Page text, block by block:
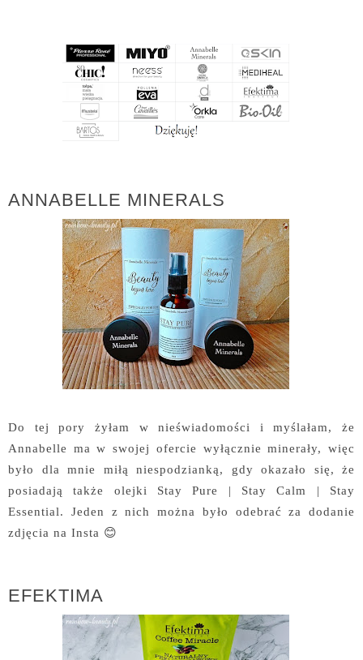
ANNABELLE MINERALS
Do tej pory żyłam w nieświadomości i myślałam, że
Annabelle ma w swojej ofercie wyłącznie minerały, więc
było dla mnie miłą niespodzianką, gdy okazało się, że
posiadają także olejki Stay Pure | Stay Calm | Stay
Essential. Jeden z nich można było odebrać za dodanie
zdjęcia na Insta 😊
EFEKTIMA